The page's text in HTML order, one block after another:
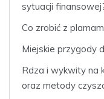
sytuacji
Co zrobić z
Miejskie przygody
Rdza i wykwity na
oraz metody